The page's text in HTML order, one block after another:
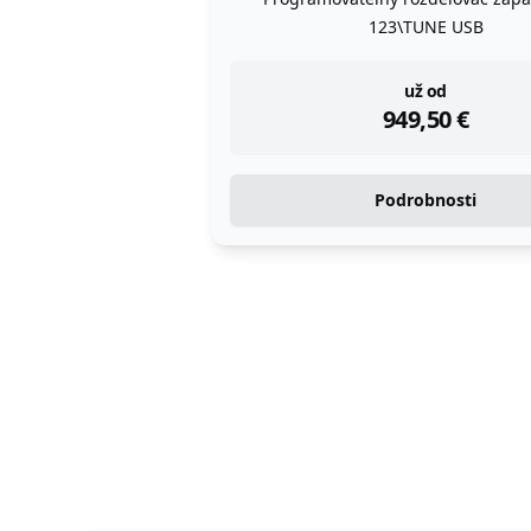
123\TUNE USB
už od
949,50€
instock
Podrobnosti